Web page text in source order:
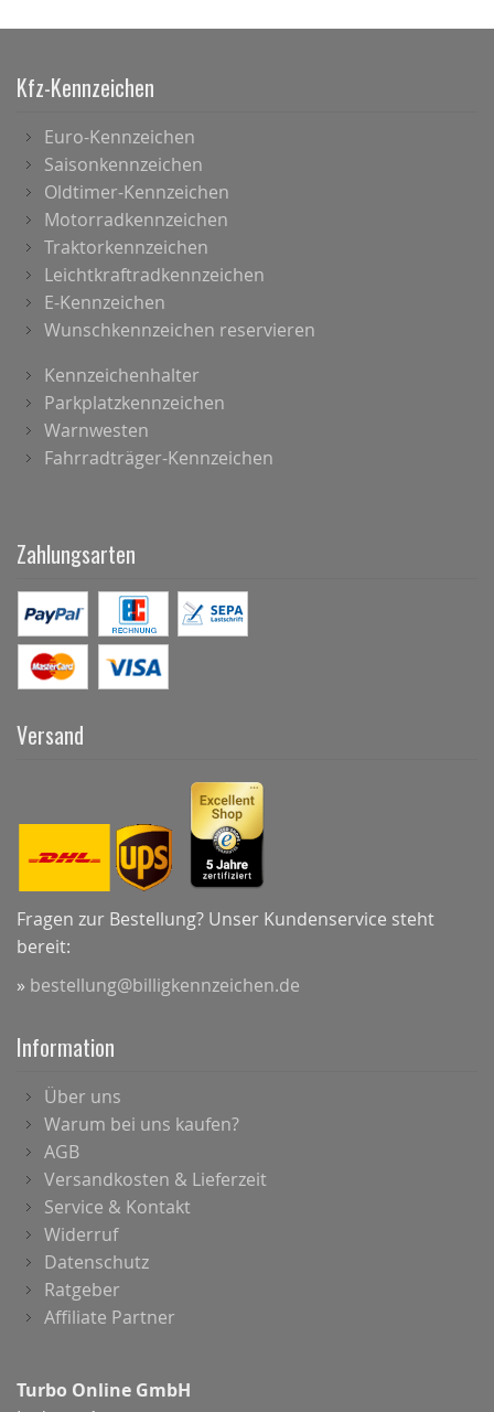
Kfz-Kennzeichen
Euro-Kennzeichen
Saisonkennzeichen
Oldtimer-Kennzeichen
Motorradkennzeichen
Traktorkennzeichen
Leichtkraftradkennzeichen
E-Kennzeichen
Wunschkennzeichen reservieren
Kennzeichenhalter
Parkplatzkennzeichen
Warnwesten
Fahrradträger-Kennzeichen
Zahlungsarten
Versand
Fragen zur Bestellung? Unser Kundenservice steht
bereit:
» bestellung@billigkennzeichen.de
Information
Über uns
Warum bei uns kaufen?
AGB
Versandkosten & Lieferzeit
Service & Kontakt
Widerruf
Datenschutz
Ratgeber
Affiliate Partner
Turbo Online GmbH